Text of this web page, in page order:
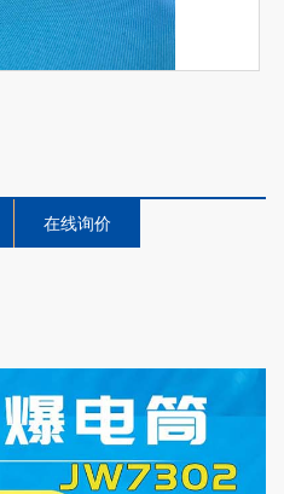
在线询价